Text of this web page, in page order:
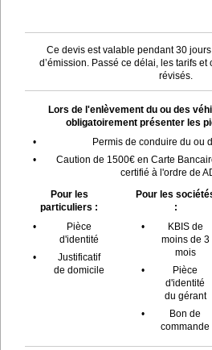
Ce devis est valable pendant 30
d’émission. Passé ce délai, les tarifs
révisés.
Lors de l'enlèvement du ou des
obligatoirement présenter les
•
Permis de conduire du ou
•
Caution de 1500€ en Carte
certifié à l'ordre de
Pour les
particuliers :
•
Pièce
d'identité
•
Justificatif
de domicile
Pour les
:
•
KBIS de
moins de 3
mois
•
Pièce
d'identité
du gérant
•
Bon de
commande